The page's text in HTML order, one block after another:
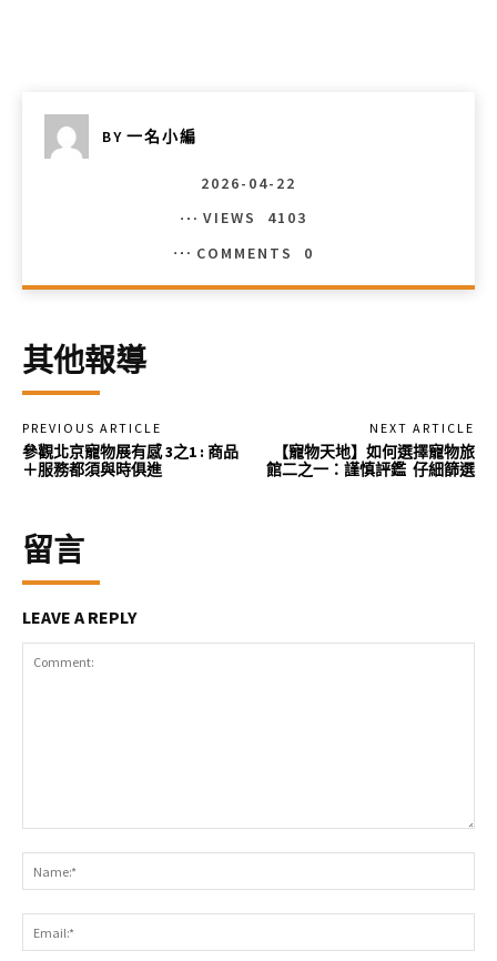
BY 一名小編
2026-04-22
VIEWS
4103
COMMENTS
0
其他報導
PREVIOUS ARTICLE
參觀北京寵物展有感 3之1 : 商品
＋服務都須與時俱進
NEXT ARTICLE
【寵物天地】如何選擇寵物旅
館二之一：謹慎評鑑 仔細篩選
留言
LEAVE A REPLY